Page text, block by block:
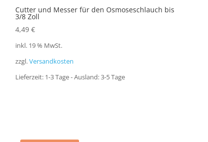
Cutter und Messer für den Osmoseschlauch bis
3/8 Zoll
4,49 €
inkl. 19 % MwSt.
zzgl.Versandkosten
Lieferzeit: 1-3 Tage - Ausland: 3-5 Tage